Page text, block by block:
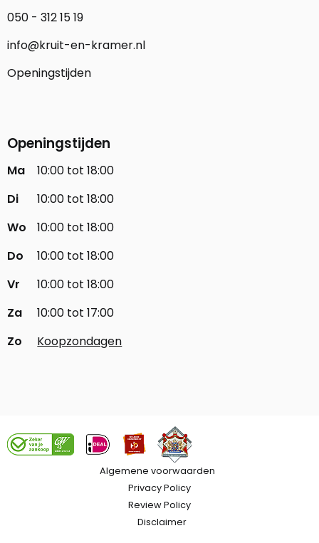
050 - 312 15 19
info@kruit-en-kramer.nl
Openingstijden
Openingstijden
Ma
10:00 tot 18:00
Di
10:00 tot 18:00
Wo
10:00 tot 18:00
Do
10:00 tot 18:00
Vr
10:00 tot 18:00
Za
10:00 tot 17:00
Zo
Koopzondagen
Algemene voorwaarden
Privacy Policy
Review Policy
Disclaimer